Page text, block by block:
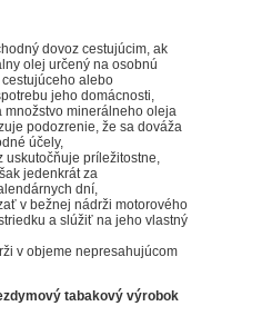
dovoz cestujúcim, ak
olej určený na osobnú
alebo
jeho domácnosti,
množstvo minerálneho oleja
podozrenie, že sa dováža
účely,
uskutočňuje príležitostne,
jedenkrát za
dní,
v bežnej nádrži motorového
a slúžiť na jeho vlastný
v objeme nepresahujúcom
tabakový výrobok